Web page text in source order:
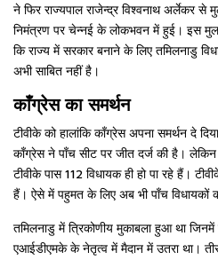
ने फिर राज्यपाल राजेन्द्र विश्वनाथ अर्लेकर से
निमंत्रण पर चेन्नई के लोकभवन में हुई। इस
कि राज्य में सरकार बनाने के लिए तमिलनाडु
अभी साबित नहीं है।
काँग्रेस का समर्थन
टीवीके को हालांकि काँग्रेस अपना समर्थन दे
काँग्रेस ने पाँच सीट पर जीत दर्ज की है। लेकिन
टीवीके पास 112 विधायक ही हो पा रहे हैं।
हैं। ऐसे में पहुमत के लिए अब भी पाँच विधायकों
तमिलनाडु में त्रिकोणीय मुकाबला हुआ था
एआईडीएमके के नेतृत्व में मैदान में उतरा था।